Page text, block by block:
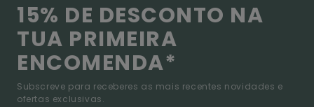
15% DE DESCONTO NA
TUA PRIMEIRA
ENCOMENDA*
Subscreve para receberes as mais recentes novidades e
ofertas exclusivas.